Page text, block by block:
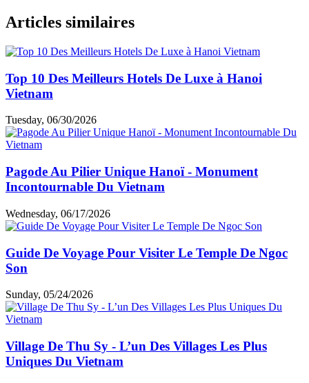
Articles similaires
Top 10 Des Meilleurs Hotels De Luxe à Hanoi
Vietnam
Tuesday, 06/30/2026
Pagode Au Pilier Unique Hanoï - Monument
Incontournable Du Vietnam
Wednesday, 06/17/2026
Guide De Voyage Pour Visiter Le Temple De Ngoc
Son
Sunday, 05/24/2026
Village De Thu Sy - L’un Des Villages Les Plus
Uniques Du Vietnam